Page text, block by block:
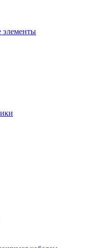
элементы